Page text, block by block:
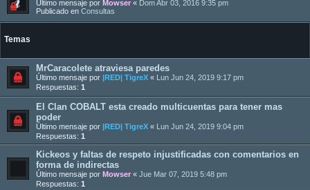
Último mensaje por Mowser « Dom Abr 03, 2016 9:35 pm
Publicado en Consultas
Temas
MrCaracolete atraviesa paredes
Último mensaje por |RED| TigreX « Lun Jun 24, 2019 9:17 pm
Respuestas: 1
El Clan COBALT esta creado multicuentas para tener mas
poder
Último mensaje por |RED| TigreX « Lun Jun 24, 2019 9:04 pm
Respuestas: 1
Kickeos y faltas de respeto injustificadas con comentarios en
forma de indirectas
Último mensaje por Mowser « Jue Mar 07, 2019 5:48 pm
Respuestas: 1